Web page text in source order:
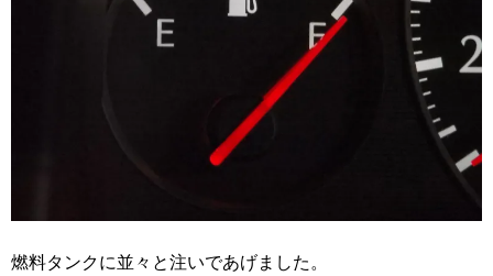
燃料タンクに並々と注いであげました。